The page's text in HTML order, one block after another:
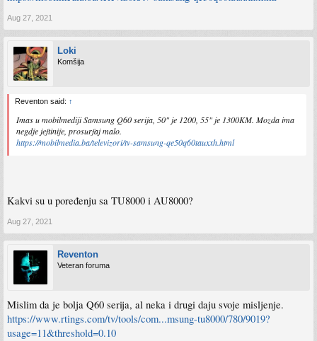
Aug 27, 2021
Loki
Komšija
Reventon said: ↑
Imas u mobilmediji Samsung Q60 serija, 50" je 1200, 55" je 1300KM. Mozda ima
negdje jeftinije, prosurfaj malo.
https://mobilmedia.ba/televizori/tv-samsung-qe50q60tauxxh.html
Kakvi su u poređenju sa TU8000 i AU8000?
Aug 27, 2021
Reventon
Veteran foruma
Mislim da je bolja Q60 serija, al neka i drugi daju svoje misljenje.
https://www.rtings.com/tv/tools/com...msung-tu8000/780/9019?
usage=11&threshold=0.10